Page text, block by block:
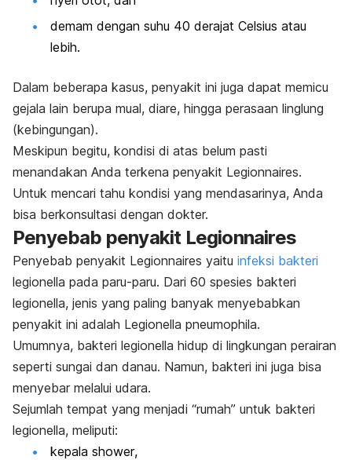
demam dengan suhu 40 derajat Celsius atau
lebih.
Dalam beberapa kasus, penyakit ini juga dapat memicu
gejala lain berupa mual, diare, hingga perasaan linglung
(kebingungan).
Meskipun begitu, kondisi di atas belum pasti
menandakan Anda terkena penyakit Legionnaires.
Untuk mencari tahu kondisi yang mendasarinya, Anda
bisa berkonsultasi dengan dokter.
Penyebab penyakit Legionnaires
Penyebab penyakit Legionnaires yaitu infeksi bakteri
legionella pada paru-paru. Dari 60 spesies bakteri
legionella, jenis yang paling banyak menyebabkan
penyakit ini adalah Legionella pneumophila.
Umumnya, bakteri legionella hidup di lingkungan perairan
seperti sungai dan danau. Namun, bakteri ini juga bisa
menyebar melalui udara.
Sejumlah tempat yang menjadi “rumah” untuk bakteri
legionella, meliputi:
kepala shower,